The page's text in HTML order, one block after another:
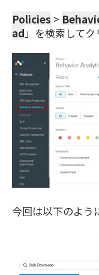
Policies >
ad 」を検索してク
今回は以下のよう